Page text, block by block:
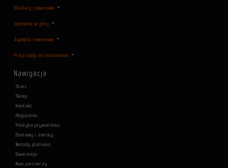
Oklulary rowerowe
Jedzenie w góry
Zapięcia rowerowe
Przyrządy do trenowania
Nawigacja
Start
Sklep
Kontakt
Regulamin
Polityka prywatności
Dostawy i zwroty
Metody płatności
Gwarancja
Nasi partnerzy